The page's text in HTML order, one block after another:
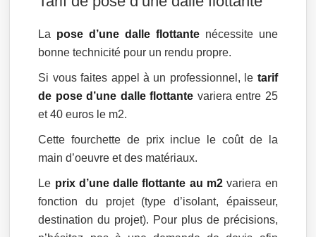
La pose d’une dalle flottantenécessite une
bonne technicité pour un rendu propre.
Si vous faites appel à un professionnel, le tarif
de pose d’une dalle flottante variera entre 25
et 40 euros le m2.
Cette fourchette de prix inclue le coût de la
main d’oeuvre et des matériaux.
Le prix d’une dalle flottante au m2 variera en
fonction du projet (type d’isolant, épaisseur,
destination du projet). Pour plus de précisions,